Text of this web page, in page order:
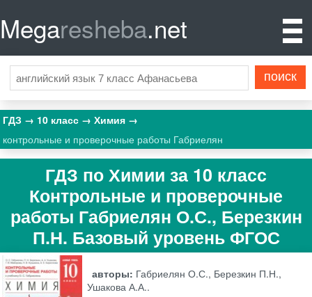
Megaresheba.net
ГДЗ 10 класс
Химия
контрольные и проверочные работы Габриелян
ГДЗ по Химии за 10 класс
Контрольные и проверочные
работы Габриелян О.С., Березкин
П.Н. Базовый уровень ФГОС
авторы: Габриелян О.С., Березкин П.Н.,
Ушакова А.А..